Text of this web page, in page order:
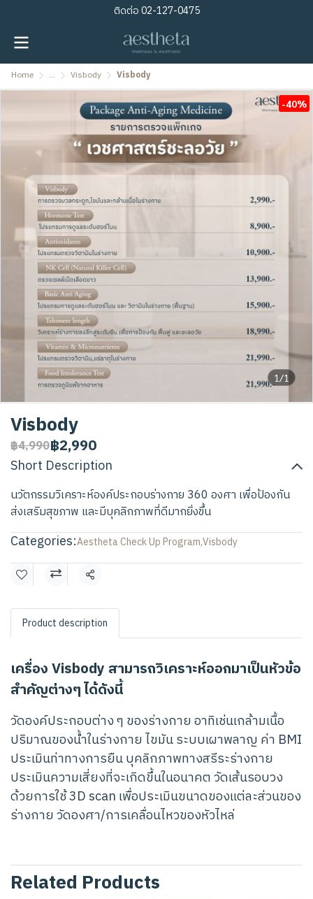
ติดต่อ02-127-0475
Home ... Visbody Visbody
1/1
-40%
Visbody
฿4,990฿2,990
Short Description
นวัตกรรมวิเคราะห์องค์ประกอบร่างกาย 360 องศา เพื่อป้องกัน
ส่งเสริมสุขภาพ และมีบุคลิกภาพที่ดีมากยิ่งขึ้น
Categories:Aestheta Check Up Program,Visbody
Share
Product description
เครื่อง Visbody สามารถวิเคราะห์ออกมาเป็นหัวข้อ
สำคัญต่างๆ ได้ดังนี้
วัดองค์ประกอบต่าง ๆ ของร่างกาย อาทิเช่นเกล้ามเนื้อ
ปริมาณของน้ำในร่างกาย ไขมัน ระบบเผาพลาญ ค่า BMI
ประเมินท่าทางการยืน บุคลิกภาพทางสรีระร่างกาย
ประเมินความเสี่ยงที่จะเกิดขึ้นในอนาคต วัดเส้นรอบวง
ด้วยการใช้ 3D scan เพื่อประเมินขนาดของแต่ละส่วนของ
ร่างกาย วัดองศา/การเคลื่อนไหวของหัวไหล่
Related Products